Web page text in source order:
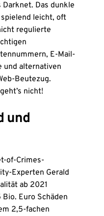
Das dunkle
leicht, oft
regulierte
E-Mail-
und alternativen
Beutezug.
nicht!
und
of-Crimes-
Experten Gerald
ab 2021
Euro Schäden
2,5-fachen